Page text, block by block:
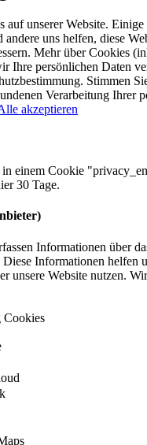
auf unserer Website.
andere uns helfen, diese
Mehr über Cookies
Ihre persönlichen Daten
Stimmen
Verarbeitung Ihrer
akzeptieren
einem Cookie
30 Tage.
Informationen über
Informationen helfen
unsere Website nutzen.
Cookies